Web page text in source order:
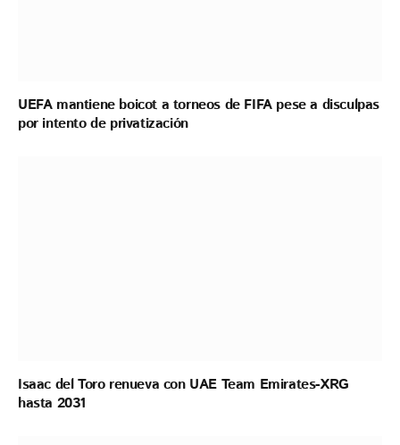
UEFA mantiene boicot a torneos de FIFA pese a disculpas
por intento de privatización
Isaac del Toro renueva con UAE Team Emirates-XRG
hasta 2031